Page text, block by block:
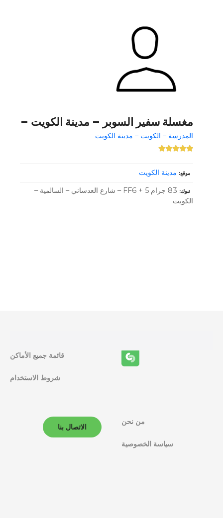
مغسلة سفير السوبر – مدينة الكويت –
المدرسة – الكويت – مدينة الكويت
موقع مدينة الكويت
تبوك
83 جرام 5 + FF6 – شارع العدساني – السالمية –
الكويت
قائمة جميع الأماكن
شروط الاستخدام
من نحن
سياسة الخصوصية
الاتصال بنا